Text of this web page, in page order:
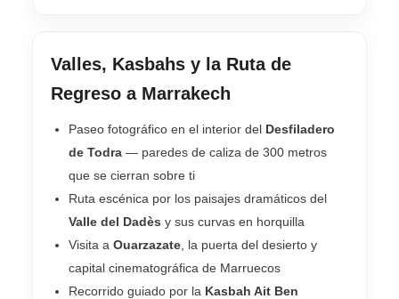
Valles, Kasbahs y la Ruta de
Regreso a Marrakech
Paseo fotográfico en el interior del Desfiladero
de Todra — paredes de caliza de 300 metros
que se cierran sobre ti
Ruta escénica por los paisajes dramáticos del
Valle del Dadès y sus curvas en horquilla
Visita a Ouarzazate , la puerta del desierto y
capital cinematográfica de Marruecos
Recorrido guiado por la Kasbah Ait Ben